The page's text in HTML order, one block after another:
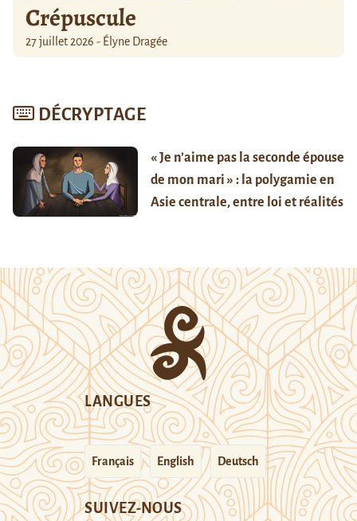
Crépuscule
27 juillet 2026 - Élyne Dragée
DÉCRYPTAGE
« Je n’aime pas la seconde épouse
de mon mari » : la polygamie en
Asie centrale, entre loi et réalités
LANGUES
Français English Deutsch
SUIVEZ-NOUS